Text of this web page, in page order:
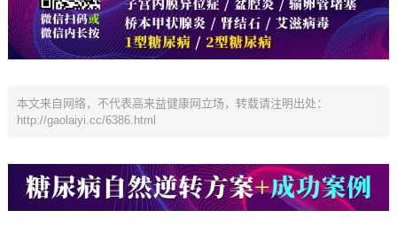
本文来自网络，不代表高来益健康网立场，转载请注明出处：
http://gaolaiyi.cc/6386.html